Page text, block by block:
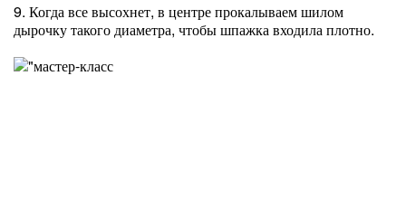
9. Когда все высохнет, в центре прокалываем шилом
дырочку такого диаметра, чтобы шпажка входила плотно.